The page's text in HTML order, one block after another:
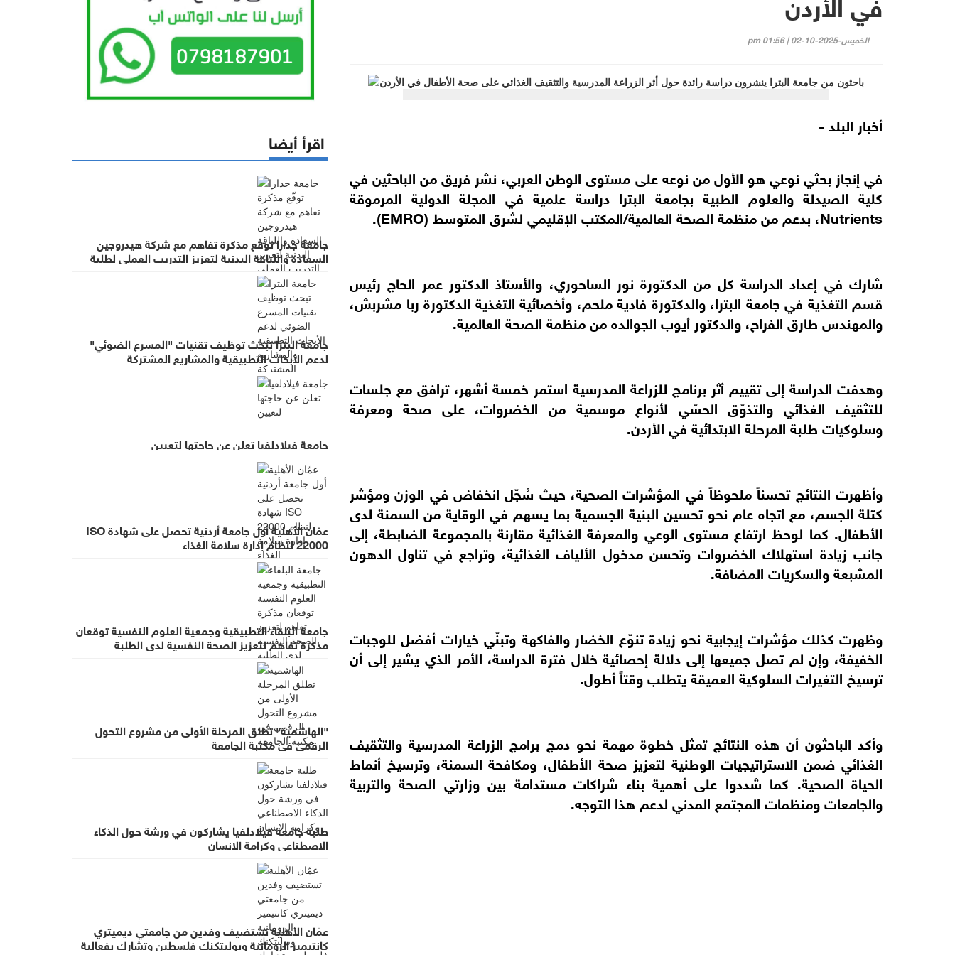
الخميس-2025-10-02 | 01:56 pm
أخبار البلد -
في إنجاز بحثي نوعي هو الأول من نوعه على مستوى الوطن العربي، نشر فريق من الباحثين في
كلية الصيدلة والعلوم الطبية بجامعة البترا دراسة علمية في المجلة الدولية المرموقة
Nutrients، بدعم من منظمة الصحة العالمية/المكتب الإقليمي لشرق المتوسط (EMRO).
شارك في إعداد الدراسة كل من الدكتورة نور الساحوري، والأستاذ الدكتور عمر الحاج رئيس
قسم التغذية في جامعة البترا، والدكتورة فادية ملحم، وأخصائية التغذية الدكتورة ربا مشربش،
والمهندس طارق الفراح، والدكتور أيوب الجوالده من منظمة الصحة العالمية.
وهدفت الدراسة إلى تقييم أثر برنامج للزراعة المدرسية استمر خمسة أشهر، ترافق مع جلسات
للتثقيف الغذائي والتذوّق الحسّي لأنواع موسمية من الخضروات، على صحة ومعرفة
وسلوكيات طلبة المرحلة الابتدائية في الأردن.
وأظهرت النتائج تحسناً ملحوظاً في المؤشرات الصحية، حيث سُجّل انخفاض في الوزن ومؤشر
كتلة الجسم، مع اتجاه عام نحو تحسين البنية الجسمية بما يسهم في الوقاية من السمنة لدى
الأطفال. كما لوحظ ارتفاع مستوى الوعي والمعرفة الغذائية مقارنة بالمجموعة الضابطة، إلى
جانب زيادة استهلاك الخضروات وتحسن مدخول الألياف الغذائية، وتراجع في تناول الدهون
المشبعة والسكريات المضافة.
وظهرت كذلك مؤشرات إيجابية نحو زيادة تنوّع الخضار والفاكهة وتبنّي خيارات أفضل للوجبات
الخفيفة، وإن لم تصل جميعها إلى دلالة إحصائية خلال فترة الدراسة، الأمر الذي يشير إلى أن
ترسيخ التغيرات السلوكية العميقة يتطلب وقتاً أطول.
وأكد الباحثون أن هذه النتائج تمثل خطوة مهمة نحو دمج برامج الزراعة المدرسية والتثقيف
الغذائي ضمن الاستراتيجيات الوطنية لتعزيز صحة الأطفال، ومكافحة السمنة، وترسيخ أنماط
الحياة الصحية. كما شددوا على أهمية بناء شراكات مستدامة بين وزارتي الصحة والتربية
والجامعات ومنظمات المجتمع المدني لدعم هذا التوجه.
اقرأ أيضا
جامعة جدارا توقّع مذكرة تفاهم مع شركة هيدروجين
السعادة واللياقة البدنية لتعزيز التدريب العملي لطلبة
التربية البدنية
جامعة البترا تبحث توظيف تقنيات "المسرع الضوئي"
لدعم الأبحاث التطبيقية والمشاريع المشتركة
جامعة فيلادلفيا تعلن عن حاجتها لتعيين
عمّان الأهلية أول جامعة أردنية تحصل على شهادة ISO
22000 لنظام إدارة سلامة الغذاء
جامعة البلقاء التطبيقية وجمعية العلوم النفسية توقعان
مذكرة تفاهم لتعزيز الصحة النفسية لدى الطلبة
"الهاشمية" تطلق المرحلة الأولى من مشروع التحول
الرقمي في مكتبة الجامعة
طلبة جامعة فيلادلفيا يشاركون في ورشة حول الذكاء
الاصطناعي وكرامة الإنسان
عمّان الأهلية تستضيف وفدين من جامعتي ديميتري
كانتيمير الرومانية وبوليتكنك فلسطين وتشارك بفعالية